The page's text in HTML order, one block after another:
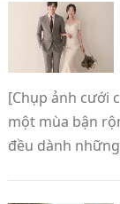
[Chụp ảnh cưới
một mùa bận
đều dành